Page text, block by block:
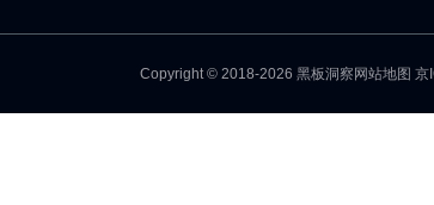
Copyright © 2018-2026 黑板洞察 网站地图 京